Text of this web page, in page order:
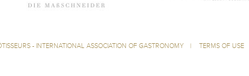
- INTERNATIONAL ASSOCIATION OF GASTRONOMY | TERMS OF USE